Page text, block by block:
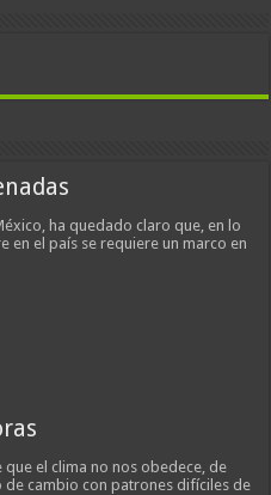
ha quedado claro que, en lo
en el país se requiere un marco en
el clima no nos obedece, de
de cambio con patrones difíciles de